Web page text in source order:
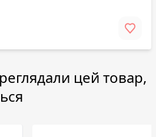
цей товар,